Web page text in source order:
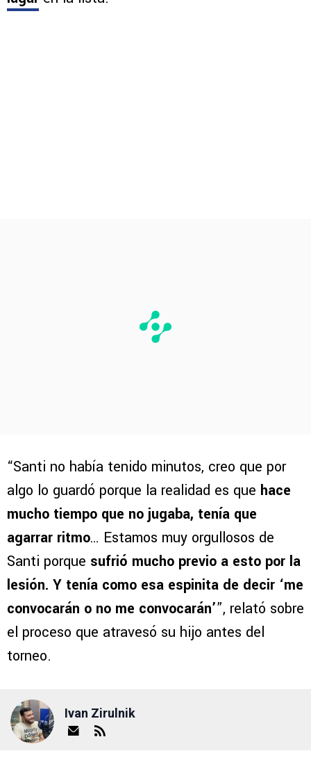
“Santi no había tenido minutos, creo que por
algo lo guardó porque la realidad es que hace
mucho tiempo que no jugaba, tenía que
agarrar ritmo… Estamos muy orgullosos de
Santi porque sufrió mucho previo a esto por la
lesión. Y tenía como esa espinita de decir ‘me
convocarán o no me convocarán’”, relató sobre
el proceso que atravesó su hijo antes del
torneo.
Ivan Zirulnik